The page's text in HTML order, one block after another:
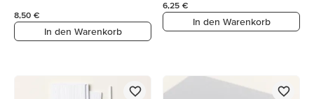
8,50 €
In den Warenkorb
6,25 €
In den Warenkorb